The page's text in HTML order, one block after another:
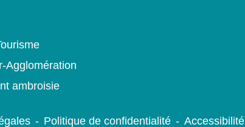
Agglomération
ambroisie
- Politique de confidentialité - Accessibilité